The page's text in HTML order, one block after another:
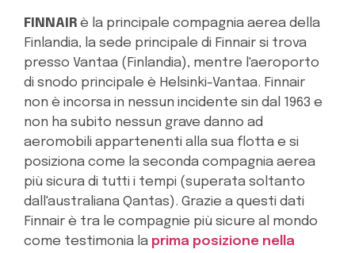
FINNAIR è la principale compagnia aerea della
Finlandia, la sede principale di Finnair si trova
presso Vantaa (Finlandia), mentre l'aeroporto
di snodo principale è Helsinki-Vantaa. Finnair
non è incorsa in nessun incidente sin dal 1963 e
non ha subito nessun grave danno ad
aeromobili appartenenti alla sua flotta e si
posiziona come la seconda compagnia aerea
più sicura di tutti i tempi (superata soltanto
dall'australiana Qantas). Grazie a questi dati
Finnair è tra le compagnie più sicure al mondo
come testimonia la prima posizione nella